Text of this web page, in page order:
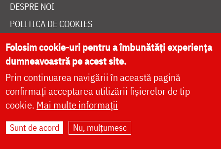
DESPRE NOI
POLITICA DE COOKIES
DONEAZĂ ONLINE PENTRU CATEDRALA NAȚIONALĂ
LIVE
Site dezvoltat deDOXOLOGIA MEDIA
Arhiepiscopia Iașilor | ©
Folosim cookie-uri pentru a îmbunătăți experiența
dumneavoastră pe acest site.
Prin continuarea navigării în această pagină
confirmați acceptarea utilizării fișierelor de tip
cookie. Mai multe informații
Sunt de acord Nu, mulțumesc